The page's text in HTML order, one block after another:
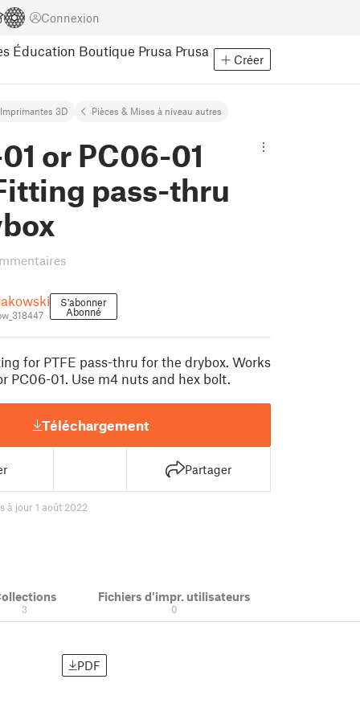
Connexion
Éducation Boutique Prusa Prusa
Créer
Imprimantes 3D Pièces & Mises à niveau autres
or PC06-01
pass-thru
S'abonner
Abonné
for PTFE pass-thru for the drybox. Works
PC06-01. Use m4 nuts and hex bolt.
Téléchargement
Partager
à jour 1 août 2022
3
Fichiers d'impr. utilisateurs
0
PDF